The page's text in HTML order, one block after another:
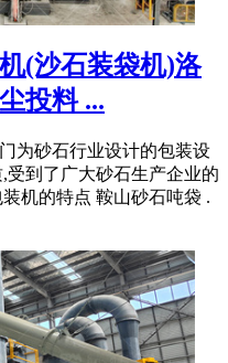
(沙石装袋机)洛
投料 ...
为砂石行业设计的包装设
到了广大砂石生产企业的
机的特点 鞍山砂石吨袋 .